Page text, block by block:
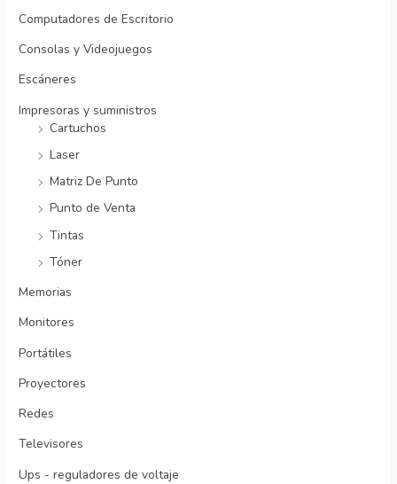
Computadores de Escritorio
Consolas y Videojuegos
Escáneres
Impresoras y suministros
Cartuchos
Laser
Matriz De Punto
Punto de Venta
Tintas
Tóner
Memorias
Monitores
Portátiles
Proyectores
Redes
Televisores
Ups - reguladores de voltaje